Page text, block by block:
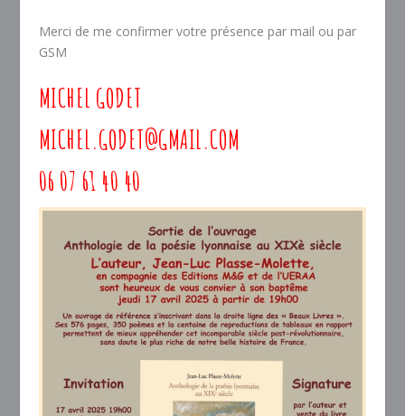
Merci de me confirmer votre présence par mail ou par
GSM
MICHEL GODET
MICHEL.GODET@GMAIL.COM
06 07 61 40 40